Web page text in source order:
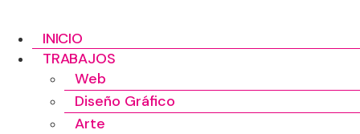
INICIO
TRABAJOS
Web
Diseño Gráfico
Arte